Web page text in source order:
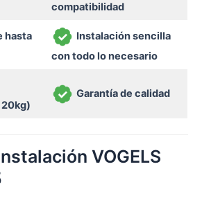
compatibilidad
hasta
Instalación sencilla
con todo lo necesario
Garantía de calidad
VOGELS